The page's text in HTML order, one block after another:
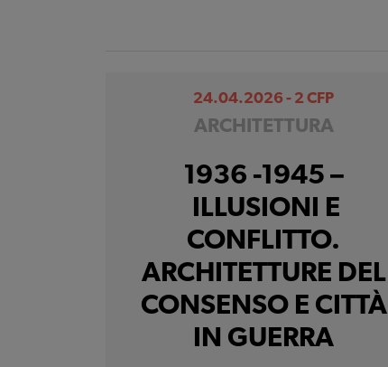
24.04.2026 - 2 CFP
ARCHITETTURA
1936 -1945 –
ILLUSIONI E
CONFLITTO.
ARCHITETTURE DEL
CONSENSO E CITTÀ
IN GUERRA